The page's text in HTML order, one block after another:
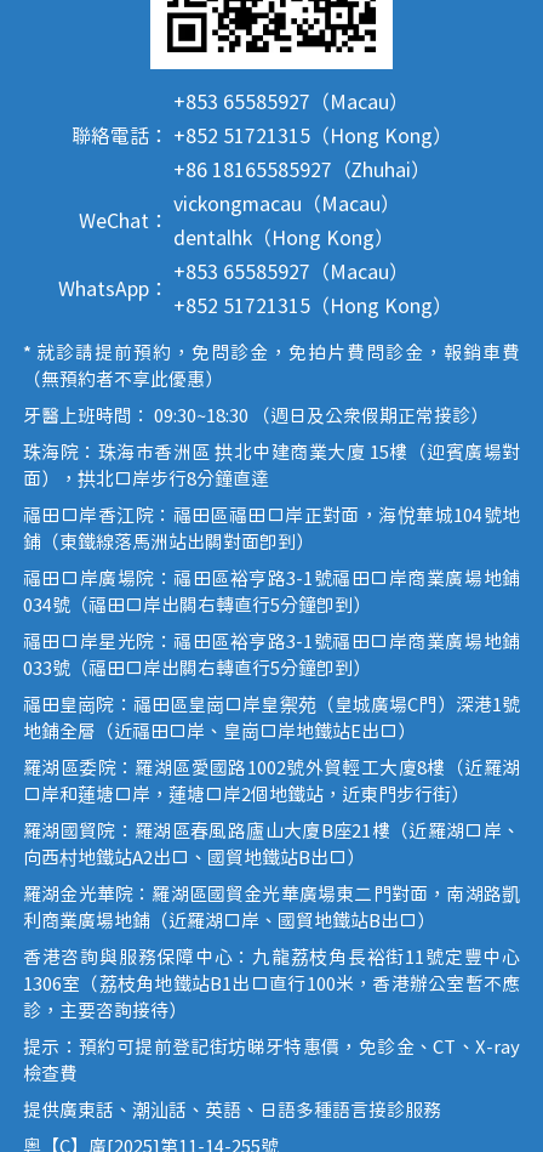
聯絡電話：
+853 65585927（Macau）
+852 51721315（Hong Kong）
+86 18165585927（Zhuhai）
WeChat：
vickongmacau（Macau）
dentalhk（Hong Kong）
WhatsApp：
+853 65585927（Macau）
+852 51721315（Hong Kong）
* 就診請提前預約，免問診金，免拍片費問診金，報銷車費
（無預約者不享此優惠）
牙醫上班時間： 09:30~18:30 （週日及公眾假期正常接診）
珠海院：珠海市香洲區 拱北中建商業大廈 15樓（迎賓廣場對
面），拱北口岸步行8分鐘直達
福田口岸香江院：福田區福田口岸正對面，海悅華城104號地
鋪（東鐵線落馬洲站出關對面即到）
福田口岸廣場院：福田區裕亨路3-1號福田口岸商業廣場地鋪
034號（福田口岸出關右轉直行5分鐘即到）
福田口岸星光院：福田區裕亨路3-1號福田口岸商業廣場地鋪
033號（福田口岸出關右轉直行5分鐘即到）
福田皇崗院：福田區皇崗口岸皇禦苑（皇城廣場C門）深港1號
地鋪全層（近福田口岸、皇崗口岸地鐵站E出口）
羅湖區委院：羅湖區愛國路1002號外貿輕工大廈8樓（近羅湖
口岸和蓮塘口岸，蓮塘口岸2個地鐵站，近東門步行街）
羅湖國貿院：羅湖區春風路廬山大廈B座21樓（近羅湖口岸、
向西村地鐵站A2出口、國貿地鐵站B出口）
羅湖金光華院：羅湖區國貿金光華廣場東二門對面，南湖路凱
利商業廣場地鋪（近羅湖口岸、國貿地鐵站B出口）
香港咨詢與服務保障中心：九龍荔枝角長裕街11號定豐中心
1306室（荔枝角地鐵站B1出口直行100米，香港辦公室暫不應
診，主要咨詢接待）
提示：預約可提前登記街坊睇牙特惠價，免診金、CT、X-ray
檢查費
提供廣東話、潮汕話、英語、日語多種語言接診服務
粵【C】廣[2025]第11-14-255號